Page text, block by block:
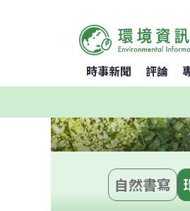
時事新聞 評論
自然書寫